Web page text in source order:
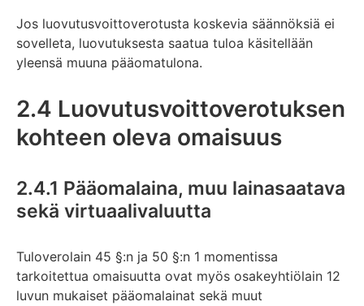
päättyy
Jos luovutusvoittoverotusta koskevia säännöksiä ei
sovelleta, luovutuksesta saatua tuloa käsitellään
yleensä muuna pääomatulona.
2.4 Luovutusvoittoverotuksen
kohteen oleva omaisuus
2.4.1 Pääomalaina, muu lainasaatava
sekä virtuaalivaluutta
Tuloverolain 45 §:n ja 50 §:n 1 momentissa
tarkoitettua omaisuutta ovat myös osakeyhtiölain 12
luvun mukaiset pääomalainat sekä muut